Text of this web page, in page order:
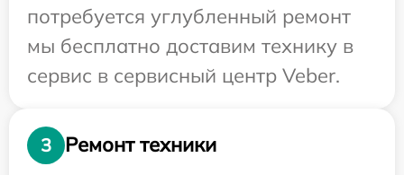
потребуется углубленный ремонт
мы бесплатно доставим технику в
сервис в сервисный центр Veber.
3
Ремонт техники